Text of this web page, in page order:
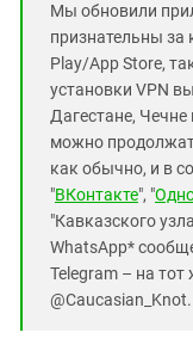
Мы обновили
признательны за
Play/App Store,
установки VPN
Дагестане, Чечне
можно
как обычно, и в
"ВКонтакте", "
"Кавказского
WhatsApp*
Telegram – на
@Caucasian_Knot.